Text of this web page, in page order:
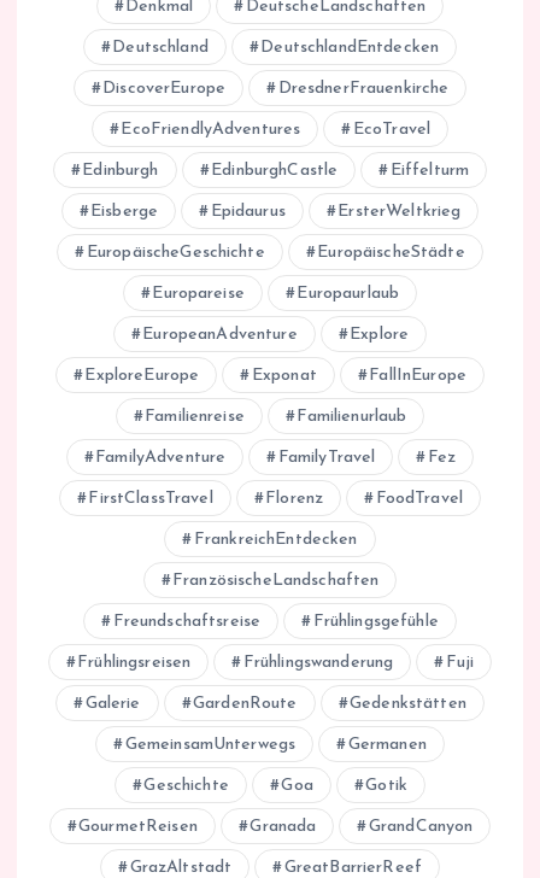
Denkmal DeutscheLandschaften
Deutschland DeutschlandEntdecken
DiscoverEurope DresdnerFrauenkirche
EcoFriendlyAdventures EcoTravel
Edinburgh EdinburghCastle Eiffelturm
Eisberge Epidaurus ErsterWeltkrieg
EuropäischeGeschichte EuropäischeStädte
Europareise Europaurlaub
EuropeanAdventure Explore
ExploreEurope Exponat FallInEurope
Familienreise Familienurlaub
FamilyAdventure FamilyTravel Fez
FirstClassTravel Florenz FoodTravel
FrankreichEntdecken
FranzösischeLandschaften
Freundschaftsreise Frühlingsgefühle
Frühlingsreisen Frühlingswanderung Fuji
Galerie GardenRoute Gedenkstätten
GemeinsamUnterwegs Germanen
Geschichte Goa Gotik
GourmetReisen Granada GrandCanyon
GrazAltstadt GreatBarrierReef